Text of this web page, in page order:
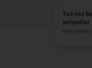
Tez-tez
sorawlar
hám olarǵa